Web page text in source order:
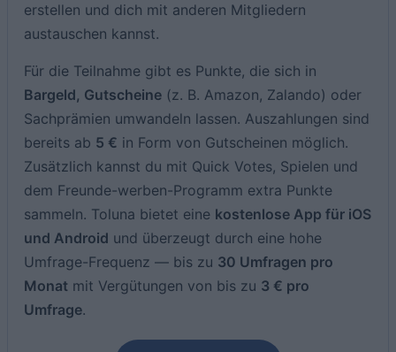
erstellen und dich mit anderen Mitgliedern
austauschen kannst.
Für die Teilnahme gibt es Punkte, die sich in
Bargeld, Gutscheine (z. B. Amazon, Zalando) oder
Sachprämien umwandeln lassen. Auszahlungen sind
bereits ab 5 € in Form von Gutscheinen möglich.
Zusätzlich kannst du mit Quick Votes, Spielen und
dem Freunde-werben-Programm extra Punkte
sammeln. Toluna bietet eine kostenlose App für iOS
und Android und überzeugt durch eine hohe
Umfrage-Frequenz — bis zu 30 Umfragen pro
Monat mit Vergütungen von bis zu 3 € pro
Umfrage.